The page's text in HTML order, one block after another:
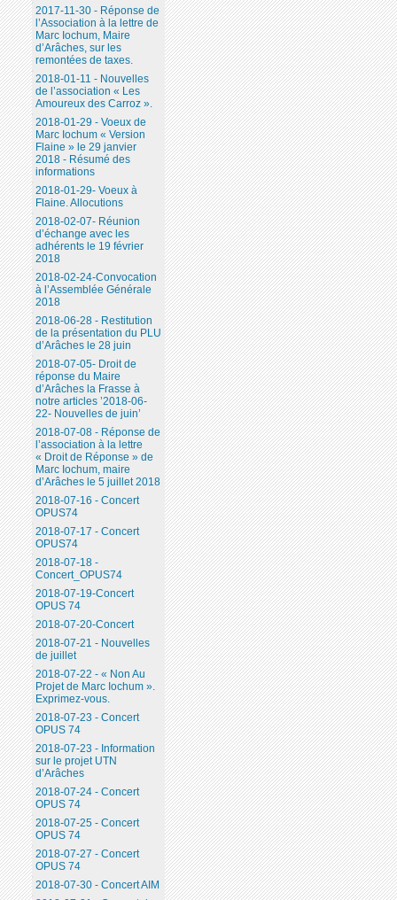
2017-11-30 - Réponse de
l’Association à la lettre de
Marc Iochum, Maire
d’Arâches, sur les
remontées de taxes.
2018-01-11 - Nouvelles
de l’association « Les
Amoureux des Carroz ».
2018-01-29 - Voeux de
Marc Iochum « Version
Flaine » le 29 janvier
2018 - Résumé des
informations
2018-01-29- Voeux à
Flaine. Allocutions
2018-02-07- Réunion
d’échange avec les
adhérents le 19 février
2018
2018-02-24-Convocation
à l’Assemblée Générale
2018
2018-06-28 - Restitution
de la présentation du PLU
d’Arâches le 28 juin
2018-07-05- Droit de
réponse du Maire
d’Arâches la Frasse à
notre articles ’2018-06-
22- Nouvelles de juin’
2018-07-08 - Réponse de
l’association à la lettre
« Droit de Réponse » de
Marc Iochum, maire
d’Arâches le 5 juillet 2018
2018-07-16 - Concert
OPUS74
2018-07-17 - Concert
OPUS74
2018-07-18 -
Concert_OPUS74
2018-07-19-Concert
OPUS 74
2018-07-20-Concert
2018-07-21 - Nouvelles
de juillet
2018-07-22 - « Non Au
Projet de Marc Iochum ».
Exprimez-vous.
2018-07-23 - Concert
OPUS 74
2018-07-23 - Information
sur le projet UTN
d’Arâches
2018-07-24 - Concert
OPUS 74
2018-07-25 - Concert
OPUS 74
2018-07-27 - Concert
OPUS 74
2018-07-30 - Concert AIM